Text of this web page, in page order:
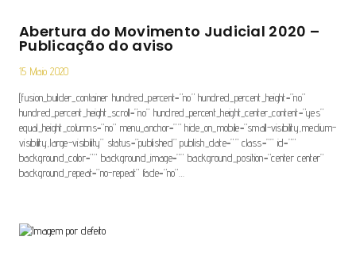
Abertura do Movimento Judicial 2020 –
Publicação do aviso
15 Maio 2020
[fusion_builder_container hundred_percent=”no” hundred_percent_height=”no”
hundred_percent_height_scroll=”no” hundred_percent_height_center_content=”yes”
equal_height_columns=”no” menu_anchor=”” hide_on_mobile=”small-visibility,medium-
visibility,large-visibility” status=”published” publish_date=”” class=”” id=””
background_color=”” background_image=”” background_position=”center center”
background_repeat=”no-repeat” fade=”no”…